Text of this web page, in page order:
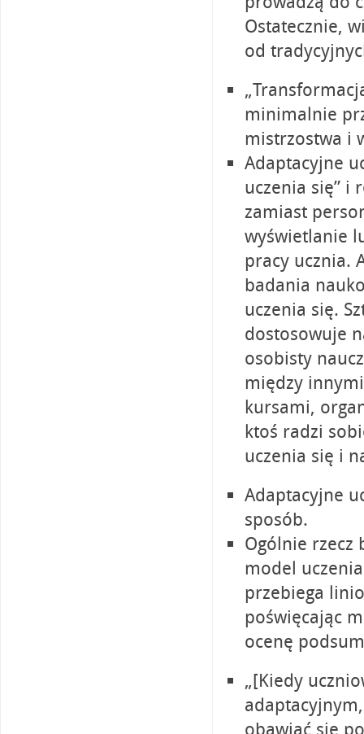
Ostatecznie,
od
minimalnie
mistrzostwa i
Adaptacyjne
uczenia się” i
zamiast
wyświetlanie
pracy ucznia.
badania
uczenia się.
dostosowuje
osobisty
między
kursami,
ktoś radzi
uczenia się i
Adaptacyjne
sposób.
Ogólnie rzecz
model
przebiega
poświęcając
ocenę
„[Kiedy
obawiać się